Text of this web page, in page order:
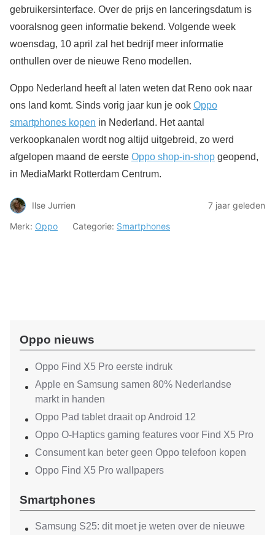
gebruikersinterface. Over de prijs en lanceringsdatum is
vooralsnog geen informatie bekend. Volgende week
woensdag, 10 april zal het bedrijf meer informatie
onthullen over de nieuwe Reno modellen.
Oppo Nederland heeft al laten weten dat Reno ook naar
ons land komt. Sinds vorig jaar kun je ook Oppo
smartphones kopen in Nederland. Het aantal
verkoopkanalen wordt nog altijd uitgebreid, zo werd
afgelopen maand de eerste Oppo shop-in-shop geopend,
in MediaMarkt Rotterdam Centrum.
Ilse Jurrien
7 jaar geleden
Merk: Oppo Categorie: Smartphones
Oppo nieuws
Oppo Find X5 Pro eerste indruk
Apple en Samsung samen 80% Nederlandse
markt in handen
Oppo Pad tablet draait op Android 12
Oppo O-Haptics gaming features voor Find X5 Pro
Consument kan beter geen Oppo telefoon kopen
Oppo Find X5 Pro wallpapers
Smartphones
Samsung S25: dit moet je weten over de nieuwe